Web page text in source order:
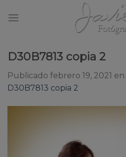
D30B7813 copia 2
Publicado febrero 19, 2021 en
D30B7813 copia 2